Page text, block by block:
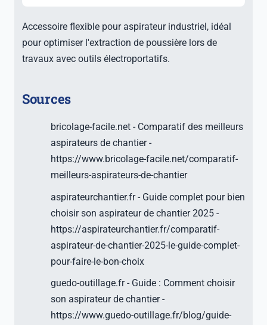
Accessoire flexible pour aspirateur industriel, idéal
pour optimiser l'extraction de poussière lors de
travaux avec outils électroportatifs.
Sources
bricolage-facile.net - Comparatif des meilleurs
aspirateurs de chantier -
https://www.bricolage-facile.net/comparatif-
meilleurs-aspirateurs-de-chantier
aspirateurchantier.fr - Guide complet pour bien
choisir son aspirateur de chantier 2025 -
https://aspirateurchantier.fr/comparatif-
aspirateur-de-chantier-2025-le-guide-complet-
pour-faire-le-bon-choix
guedo-outillage.fr - Guide : Comment choisir
son aspirateur de chantier -
https://www.guedo-outillage.fr/blog/guide-